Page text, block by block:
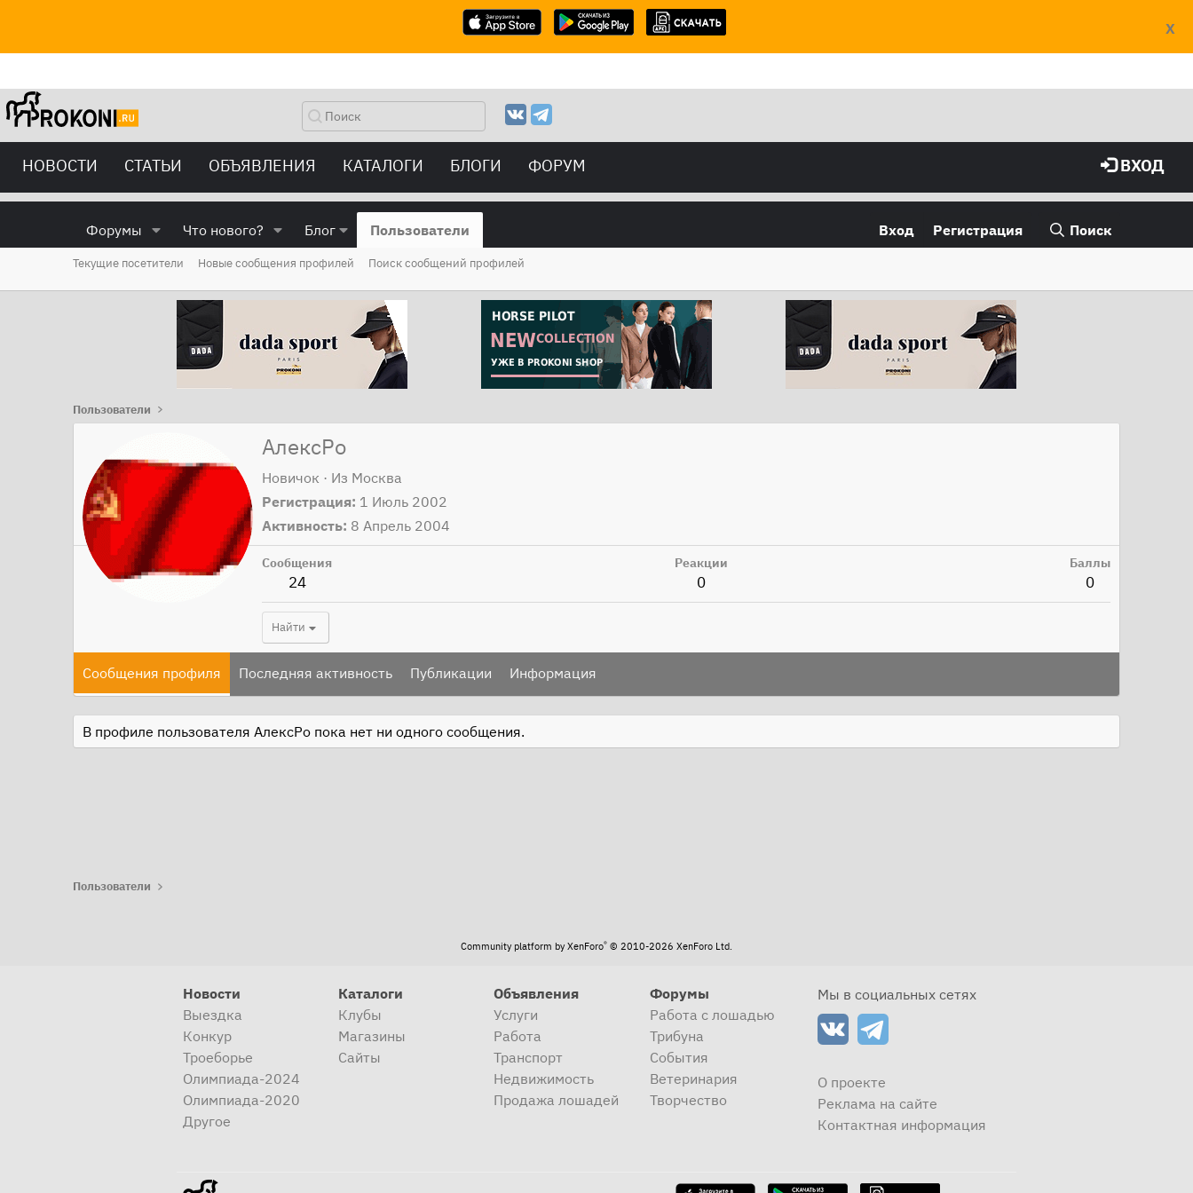
X
НОВОСТИ СТАТЬИ ОБЪЯВЛЕНИЯ КАТАЛОГИ БЛОГИ ФОРУМ ВХОД
Форумы Что нового? Блог Пользователи Вход Регистрация Поиск
Текущие посетители Новые сообщения профилей Поиск сообщений профилей
Пользователи
АлексРо
Новичок · Из Москва
Регистрация 1 Июль 2002
Активность 8 Апрель 2004
Сообщения
24
Реакции
0
Баллы
0
Найти
Сообщения профиля Последняя активность Публикации Информация
В профиле пользователя АлексРо пока нет ни одного сообщения.
Пользователи
Community platform by XenForo® © 2010-2026 XenForo Ltd.
Новости
Выездка
Конкур
Троеборье
Олимпиада-2024
Олимпиада-2020
Другое
Каталоги
Клубы
Магазины
Сайты
Объявления
Услуги
Работа
Транспорт
Недвижимость
Продажа лошадей
Форумы
Работа с лошадью
Трибуна
События
Ветеринария
Творчество
Мы в социальных сетях
О проекте
Реклама на сайте
Контактная информация